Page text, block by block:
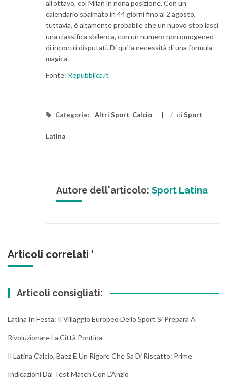
all’ottavo, col Milan in nona posizione. Con un
calendario spalmato in 44 giorni fino al 2 agosto,
tuttavia, è altamente probabile che un nuovo stop lasci
una classifica sbilenca, con un numero non omogeneo
di incontri disputati. Di qui la necessità di una formula
magica.
Fonte: Repubblica.it
Categorie: Altri Sport, Calcio / diSport
Latina
Autore dell'articolo: Sport Latina
Articoli correlati '
Articoli consigliati:
Latina In Festa: Il Villaggio Europeo Dello Sport Si Prepara A
Rivoluzionare La Città Pontina
Il Latina Calcio, Baez E Un Rigore Che Sa Di Riscatto: Prime
Indicazioni Dal Test Match Con L’Anzio